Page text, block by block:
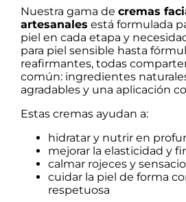
Nuestra gama de cremas
artesanales está formulada
piel en cada etapa y
para piel sensible hasta
reafirmantes, todas
común: ingredientes
agradables y una aplicación
Estas cremas ayudan a:
hidratar y nutrir en
mejorar la elasticidad y
calmar rojeces y
cuidar la piel de forma
respetuosa